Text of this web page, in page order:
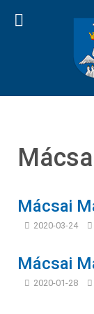
Mácsai
2020-03-24
Mácsai
2020-01-28